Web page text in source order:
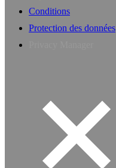
Conditions
Protection des données